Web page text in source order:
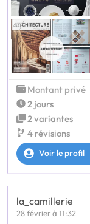
Montant privé
2 jours
2 variantes
4 révisions
Voir le profil
la_camillerie
28 février à 11:32